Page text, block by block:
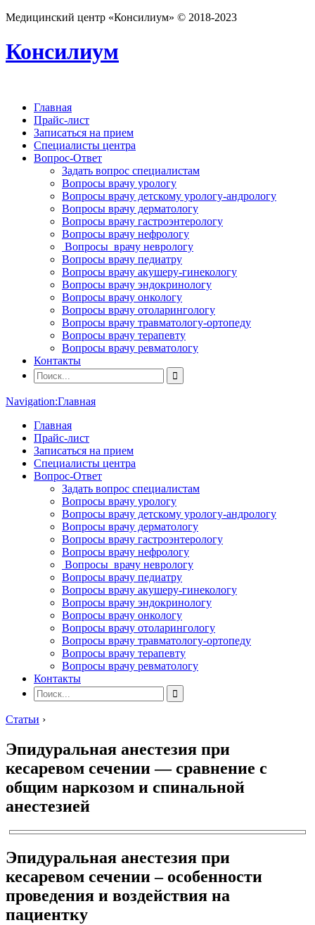
Медицинский центр «Консилиум» © 2018-2023
Консилиум
Главная
Прайс-лист
Записаться на прием
Специалисты центра
Вопрос-Ответ
Задать вопрос специалистам
Вопросы врачу урологу
Вопросы врачу детскому урологу-андрологу
Вопросы врачу дерматологу
Вопросы врачу гастроэнтерологу
Вопросы врачу нефрологу
Вопросы врачу неврологу
Вопросы врачу педиатру
Вопросы врачу акушеру-гинекологу
Вопросы врачу эндокринологу
Вопросы врачу онкологу
Вопросы врачу отоларингологу
Вопросы врачу травматологу-ортопеду
Вопросы врачу терапевту
Вопросы врачу ревматологу
Контакты
Navigation:Главная
Главная
Прайс-лист
Записаться на прием
Специалисты центра
Вопрос-Ответ
Задать вопрос специалистам
Вопросы врачу урологу
Вопросы врачу детскому урологу-андрологу
Вопросы врачу дерматологу
Вопросы врачу гастроэнтерологу
Вопросы врачу нефрологу
Вопросы врачу неврологу
Вопросы врачу педиатру
Вопросы врачу акушеру-гинекологу
Вопросы врачу эндокринологу
Вопросы врачу онкологу
Вопросы врачу отоларингологу
Вопросы врачу травматологу-ортопеду
Вопросы врачу терапевту
Вопросы врачу ревматологу
Контакты
Статьи ›
Эпидуральная анестезия при
кесаревом сечении — сравнение с
общим наркозом и спинальной
анестезией
Эпидуральная анестезия при
кесаревом сечении – особенности
проведения и воздействия на
пациентку